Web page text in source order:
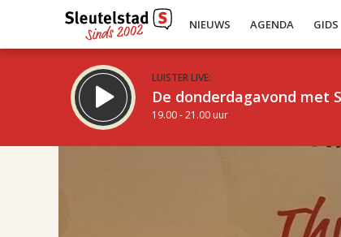
NIEUWS AGENDA GIDS
LUISTER LIVE:
De donderdagavond met
19.00 - 21.00 uur